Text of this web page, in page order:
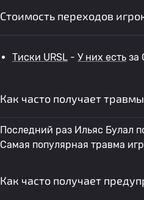
Стоимость переходов
Тиски URSL - У них есть за
Как часто получает
Последний раз Ильяс Булал
Самая популярная травма
Как часто получает